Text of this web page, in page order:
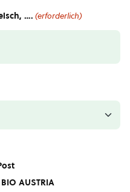
…. (erforderlich)
AUSTRIA